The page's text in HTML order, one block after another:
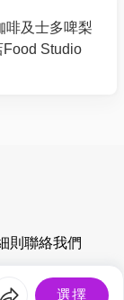
】2026年7
多為 1:4
會按評估技
選擇
啡及士多啤梨
Studio
則 聯絡我們